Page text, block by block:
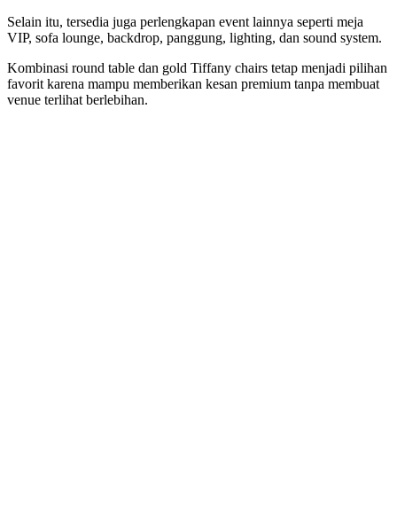
Selain itu, tersedia juga perlengkapan event lainnya seperti meja
VIP, sofa lounge, backdrop, panggung, lighting, dan sound system.
Kombinasi round table dan gold Tiffany chairs tetap menjadi pilihan
favorit karena mampu memberikan kesan premium tanpa membuat
venue terlihat berlebihan.